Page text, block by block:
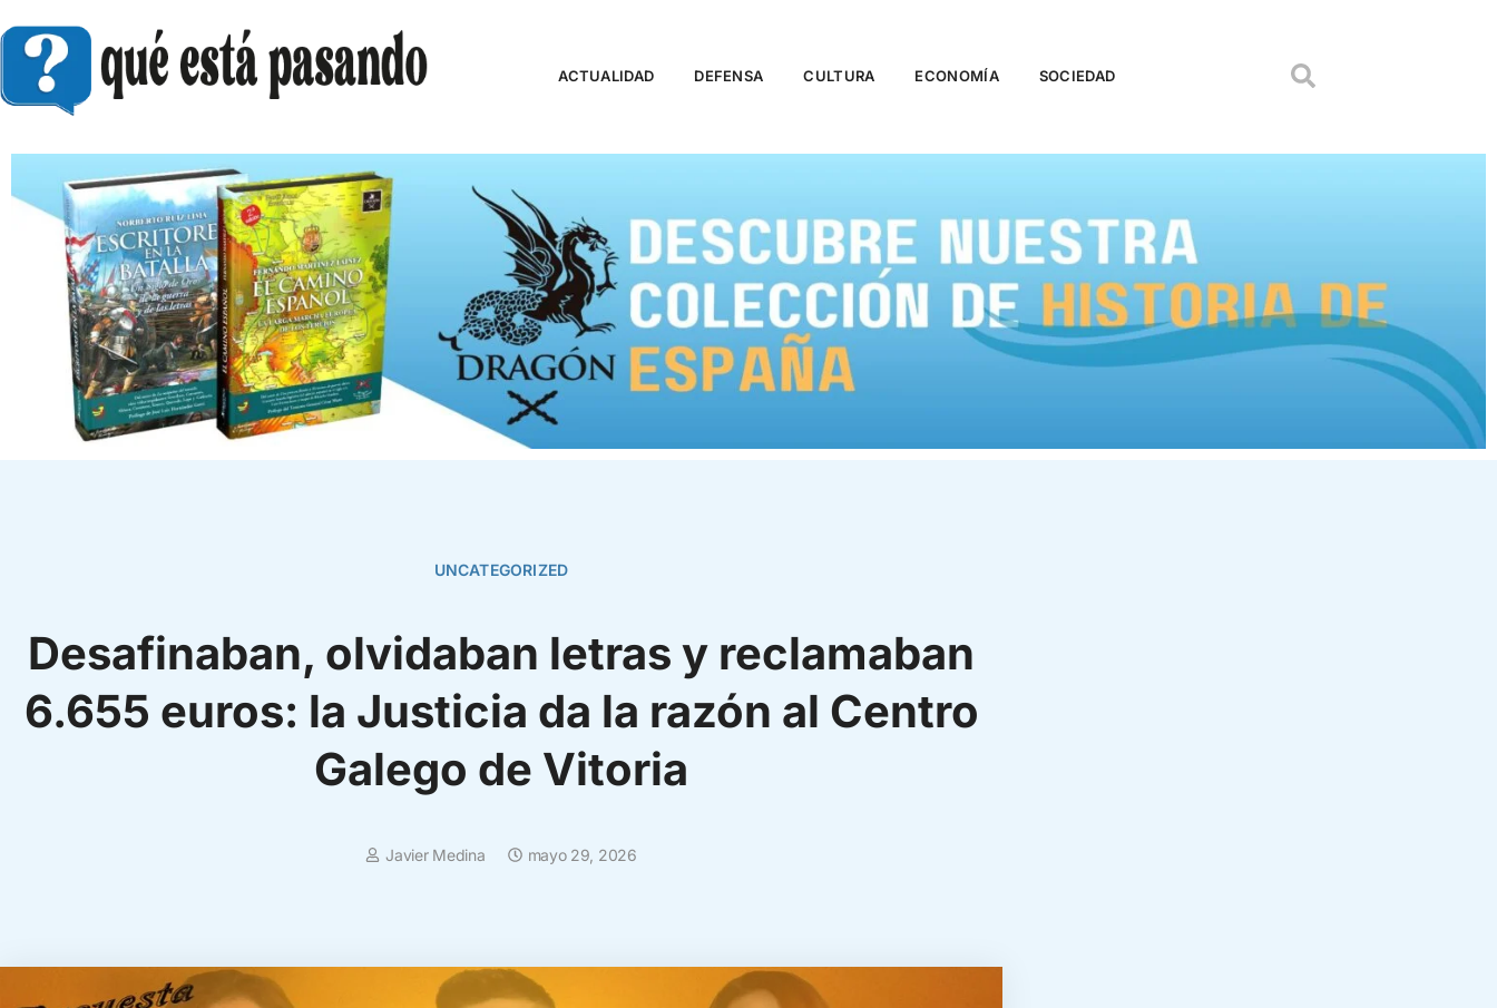
ACTUALIDAD DEFENSA CULTURA ECONOMÍA SOCIEDAD
UNCATEGORIZED
Desafinaban, olvidaban letras y reclamaban
6.655 euros: la Justicia da la razón al Centro
Galego de Vitoria
Javier Medina mayo 29, 2026